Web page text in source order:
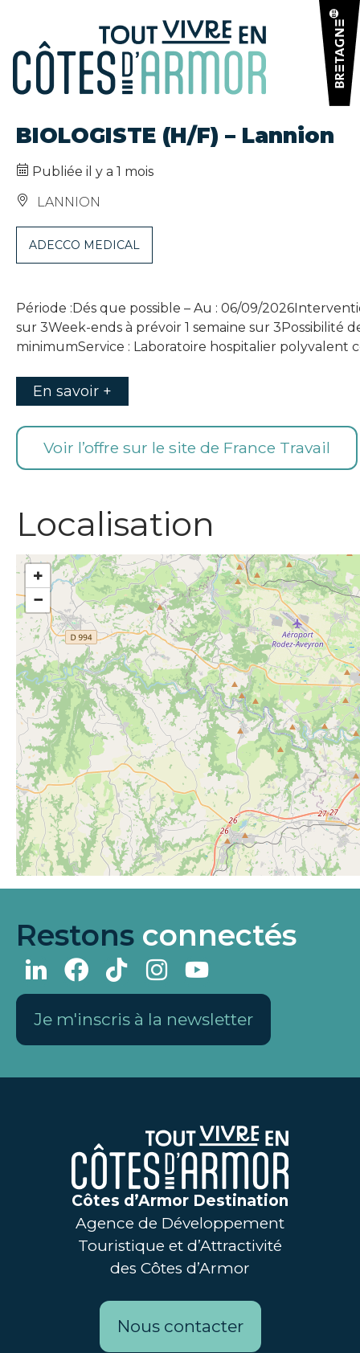
BIOLOGISTE (H/F) – Lannion
Publiée il y a 1 mois
LANNION
ADECCO MEDICAL
Période :Dés que possible – Au : 06/09/
sur 3Week-ends à prévoir 1 semaine sur 3Possibilité
minimumService : Laboratoire hospitalier polyvalent
En savoir +
Voir l’offre sur le site de France Travail
Localisation
+
−
Restons connectés
Je m'inscris à la newsletter
Côtes d’Armor Destination
Agence de Développement
Touristique et d’Attractivité
des Côtes d’Armor
Nous contacter